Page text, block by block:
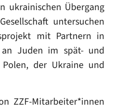
ukrainischen Übergang
untersuchen
mit Partnern in
Juden im spät- und
der Ukraine und
ZZF-Mitarbeiter*innen